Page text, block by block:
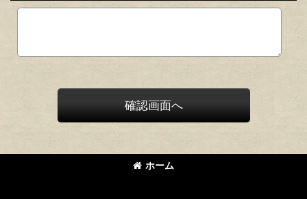
確認画面へ
ホーム